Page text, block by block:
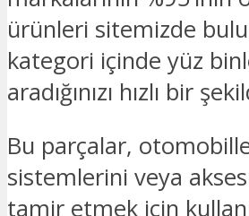
ürünleri sitemizde
kategori içinde yüz
aradığınızı hızlı bir
Bu parçalar,
sistemlerini veya
tamir etmek için